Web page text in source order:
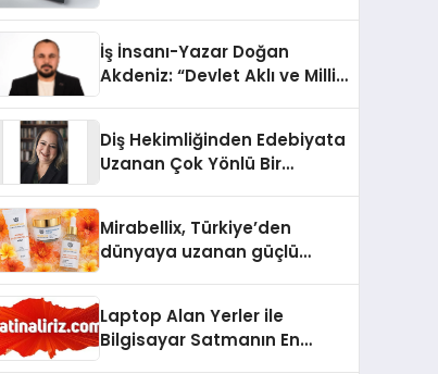
İş İnsanı-Yazar Doğan
Akdeniz: “Devlet Aklı ve Milli
Diş Hekimliğinden Edebiyata
Uzanan Çok Yönlü Bir
Mirabellix, Türkiye’den
dünyaya uzanan güçlü
Laptop Alan Yerler ile
Bilgisayar Satmanın En